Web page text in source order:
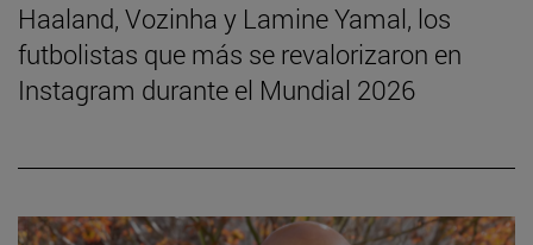
Haaland, Vozinha y Lamine Yamal, los
futbolistas que más se revalorizaron en
Instagram durante el Mundial 2026